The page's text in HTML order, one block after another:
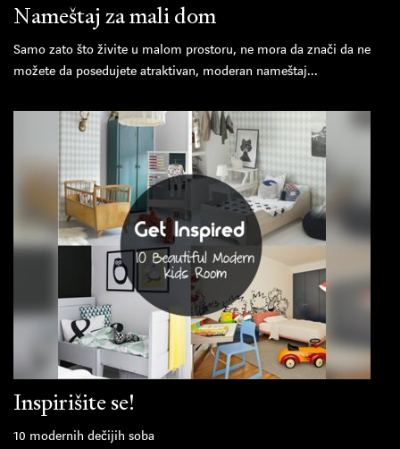
Nameštaj za mali dom
Samo zato što živite u malom prostoru, ne mora da znači da ne
možete da posedujete atraktivan, moderan nameštaj...
Inspirišite se!
10 modernih dečijih soba